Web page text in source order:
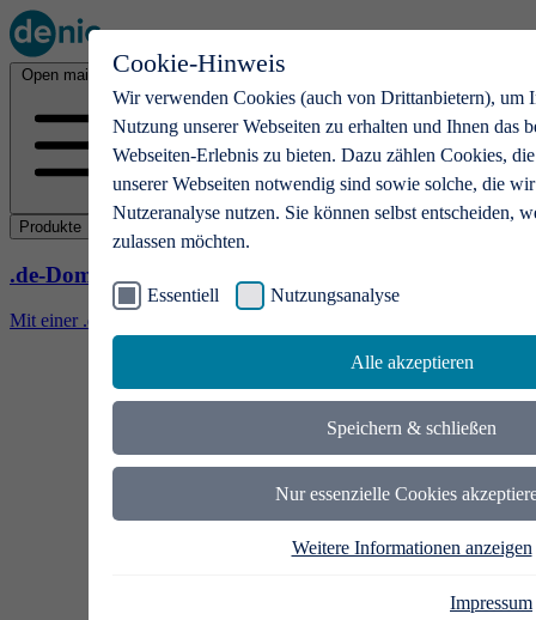
Cookie-Hinweis
Wir verwenden Cookies (auch von Drittanbietern), um
Nutzung unserer Webseiten zu erhalten und Ihnen das
Webseiten-Erlebnis zu bieten. Dazu zählen Cookies,
unserer Webseiten notwendig sind sowie solche, die
Nutzeranalyse nutzen. Sie können selbst entscheiden,
zulassen möchten.
Essentiell Nutzungsanalyse
Alle akzeptieren
Speichern & schließen
Nur essenzielle Cookies
Weitere Informationen anzeigen
Impressum
Open main menu
Produkte
.de-Domains
Mit einer .de-Domain erhalten Ideen eine Bühne